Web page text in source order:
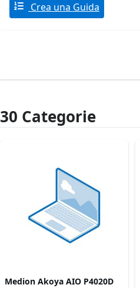
Crea una Guida
30 Categorie
Medion Akoya AIO P4020D